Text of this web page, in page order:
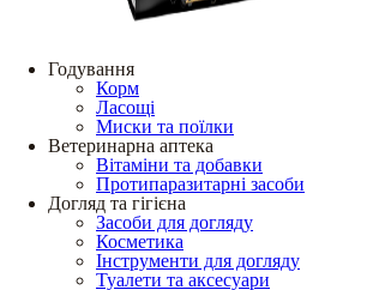
Годування
Корм
Ласощі
Миски та поїлки
Ветеринарна аптека
Вітаміни та добавки
Протипаразитарні засоби
Догляд та гігієна
Засоби для догляду
Косметика
Інструменти для догляду
Туалети та аксесуари